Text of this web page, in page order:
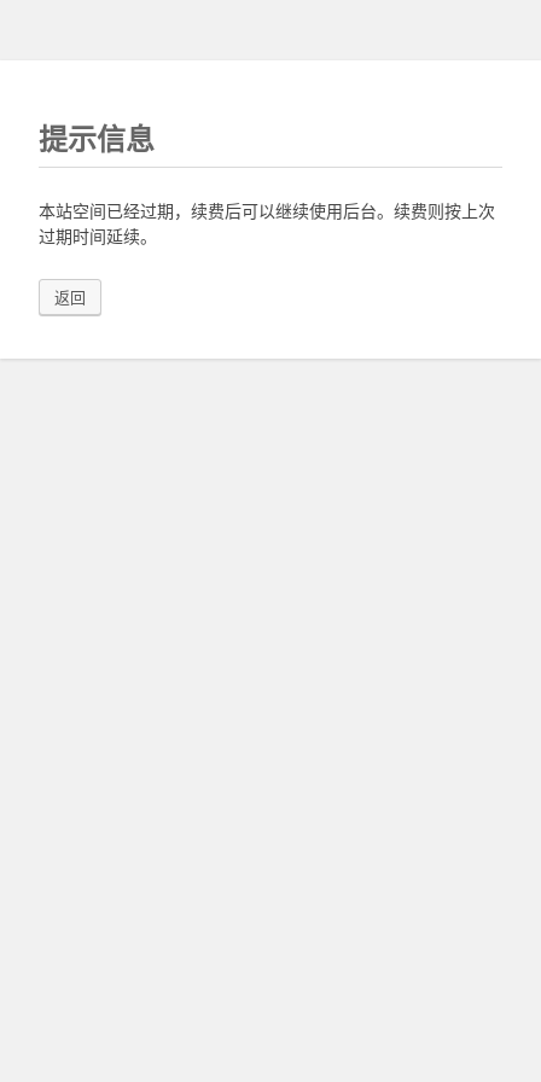
提示信息
本站空间已经过期，续费后可以继续使用后台。续费则按上次
过期时间延续。
返回